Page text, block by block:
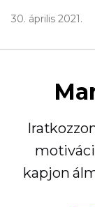
30. április 2021.
kapjon